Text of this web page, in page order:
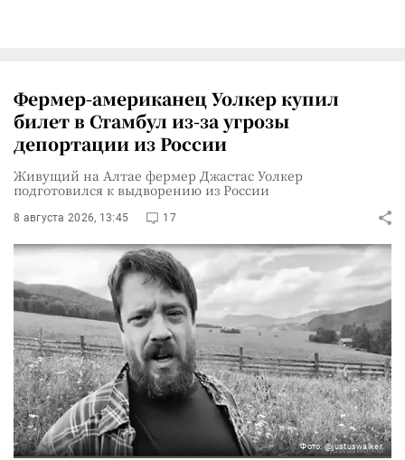
Фермер-американец Уолкер купил
билет в Стамбул из-за угрозы
депортации из России
Живущий на Алтае фермер Джастас Уолкер
подготовился к выдворению из России
8 августа 2026, 13:45 17
Фото: @justuswalker